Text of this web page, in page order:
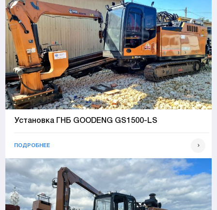
Установка ГНБ GOODENG GS1500-LS
ПОДРОБНЕЕ